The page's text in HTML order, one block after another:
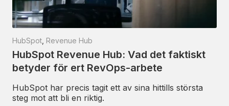
HubSpot Revenue Hub
HubSpot Revenue Hub: Vad det faktiskt
betyder för ert RevOps-arbete
HubSpot har precis tagit ett av sina hittills största
steg mot att bli en riktig.